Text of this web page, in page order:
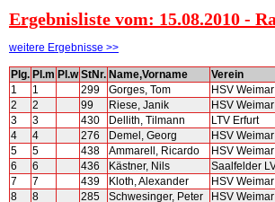
Ergebnisliste vom: 15.08.2010 -
weitere Ergebnisse >>
Plg. Pl.m Pl.w StNr. Name,Vorname Verein
1
1 299 Gorges, Tom HSV Weimar
2
2 99 Riese, Janik HSV Weimar
3
3 430 Dellith, Tilmann LTV Erfurt
4
4 276 Demel, Georg HSV Weimar
5
5 438 Ammarell, Ricardo HSV Weimar
6
6 436 Kästner, Nils Saalfelder
7
7 439 Kloth, Alexander HSV Weimar
8
8 285 Schwesinger, Peter HSV Weimar